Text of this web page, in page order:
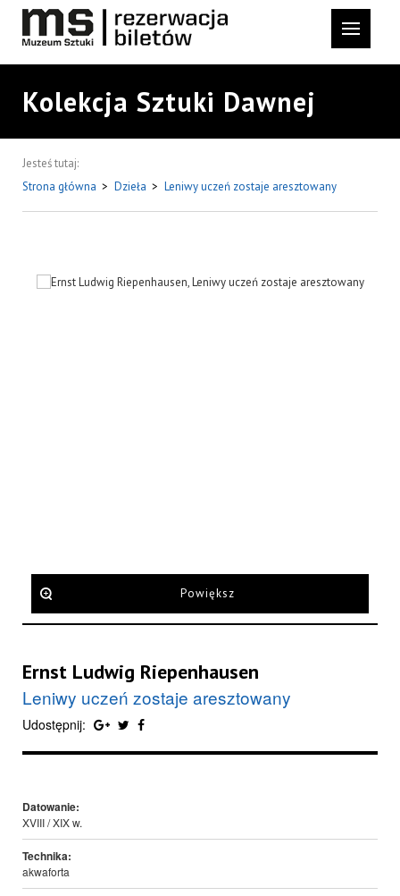
Kolekcja Sztuki Dawnej
Jesteś tutaj:
Strona główna > Dzieła > Leniwy uczeń zostaje aresztowany
Powiększ
Ernst Ludwig Riepenhausen
Leniwy uczeń zostaje aresztowany
Udostępnij:
Datowanie:
XVIII / XIX w.
Technika:
akwaforta